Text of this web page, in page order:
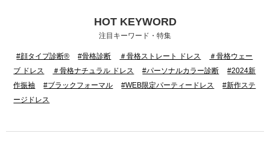
HOT KEYWORD
注目キーワード・特集
#顔タイプ診断® #骨格診断 ＃骨格ストレート ドレス
＃骨格ウェー
ブ ドレス
＃骨格ナチュラル ドレス #パーソナルカラー診断
#2024新
作振袖
#ブラックフォーマル #WEB限定パーティードレス
#新作ステ
ージドレス